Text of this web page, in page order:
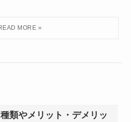
類やメリット・デメリッ